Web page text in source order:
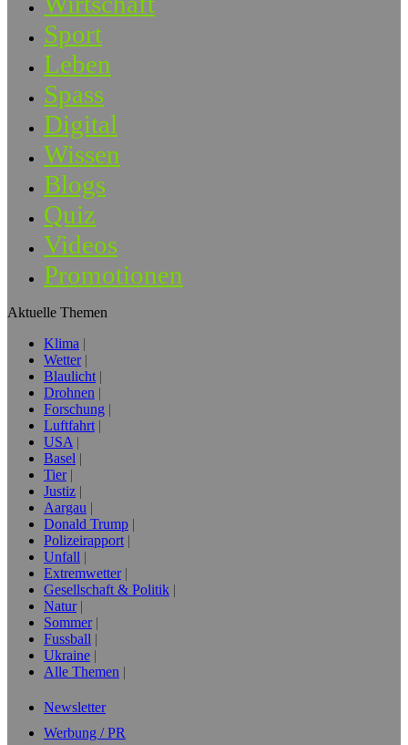
Sport
Leben
Spass
Digital
Wissen
Blogs
Quiz
Videos
Promotionen
Aktuelle Themen
Klima
Wetter
Blaulicht
Drohnen
Forschung
Luftfahrt
USA
Basel
Tier
Justiz
Aargau
Donald Trump
Polizeirapport
Unfall
Extremwetter
Gesellschaft & Politik
Natur
Sommer
Fussball
Ukraine
Alle Themen
Newsletter
Werbung / PR